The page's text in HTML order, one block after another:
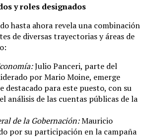
y roles designados
hasta ahora revela una combinación
de diversas trayectorias y áreas de
Julio Panceri, parte del
por Mario Moine, emerge
destacado para este puesto, con su
análisis de las cuentas públicas de la
de la Gobernación:Mauricio
por su participación en la campaña